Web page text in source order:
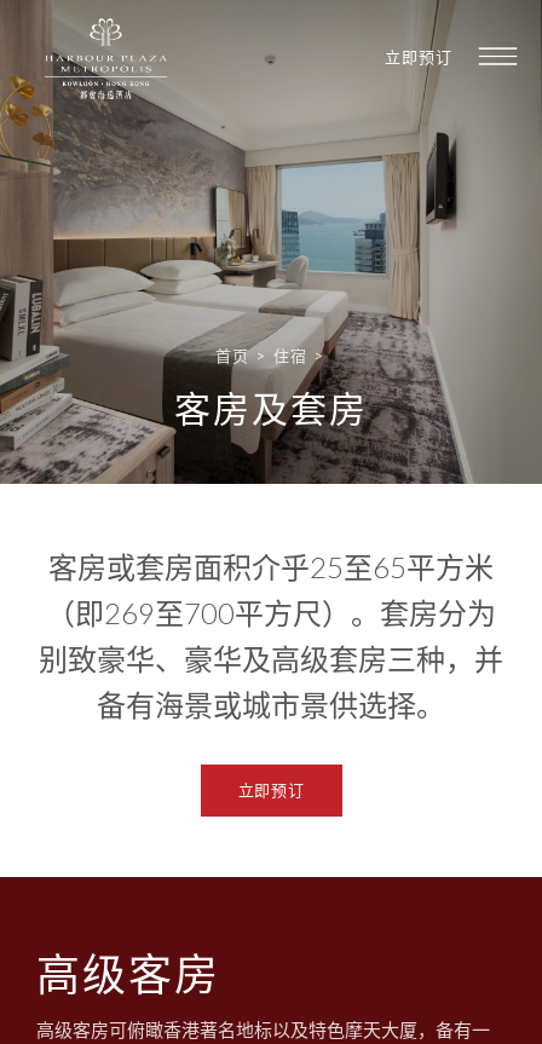
立即预订
1
首页 > 住宿 >
客房及套房
客房或套房面积介乎25至65平方米
（即269至700平方尺）。套房分为
别致豪华、豪华及高级套房三种，并
备有海景或城市景供选择。
立即预订
高级客房
高级客房可俯瞰香港著名地标以及特色摩天大厦，备有一